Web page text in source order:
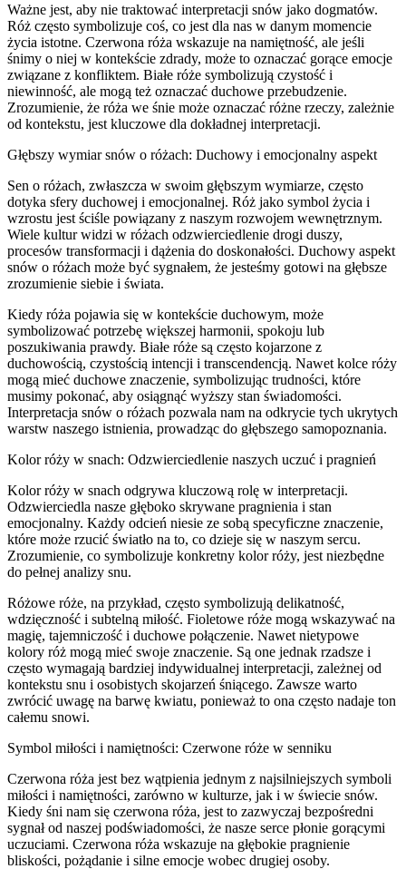
Ważne jest, aby nie traktować interpretacji snów jako dogmatów.
Róż często symbolizuje coś, co jest dla nas w danym momencie
życia istotne. Czerwona róża wskazuje na namiętność, ale jeśli
śnimy o niej w kontekście zdrady, może to oznaczać gorące emocje
związane z konfliktem. Białe róże symbolizują czystość i
niewinność, ale mogą też oznaczać duchowe przebudzenie.
Zrozumienie, że róża we śnie może oznaczać różne rzeczy, zależnie
od kontekstu, jest kluczowe dla dokładnej interpretacji.
Głębszy wymiar snów o różach: Duchowy i emocjonalny aspekt
Sen o różach, zwłaszcza w swoim głębszym wymiarze, często
dotyka sfery duchowej i emocjonalnej. Róż jako symbol życia i
wzrostu jest ściśle powiązany z naszym rozwojem wewnętrznym.
Wiele kultur widzi w różach odzwierciedlenie drogi duszy,
procesów transformacji i dążenia do doskonałości. Duchowy aspekt
snów o różach może być sygnałem, że jesteśmy gotowi na głębsze
zrozumienie siebie i świata.
Kiedy róża pojawia się w kontekście duchowym, może
symbolizować potrzebę większej harmonii, spokoju lub
poszukiwania prawdy. Białe róże są często kojarzone z
duchowością, czystością intencji i transcendencją. Nawet kolce róży
mogą mieć duchowe znaczenie, symbolizując trudności, które
musimy pokonać, aby osiągnąć wyższy stan świadomości.
Interpretacja snów o różach pozwala nam na odkrycie tych ukrytych
warstw naszego istnienia, prowadząc do głębszego samopoznania.
Kolor róży w snach: Odzwierciedlenie naszych uczuć i pragnień
Kolor róży w snach odgrywa kluczową rolę w interpretacji.
Odzwierciedla nasze głęboko skrywane pragnienia i stan
emocjonalny. Każdy odcień niesie ze sobą specyficzne znaczenie,
które może rzucić światło na to, co dzieje się w naszym sercu.
Zrozumienie, co symbolizuje konkretny kolor róży, jest niezbędne
do pełnej analizy snu.
Różowe róże, na przykład, często symbolizują delikatność,
wdzięczność i subtelną miłość. Fioletowe róże mogą wskazywać na
magię, tajemniczość i duchowe połączenie. Nawet nietypowe
kolory róż mogą mieć swoje znaczenie. Są one jednak rzadsze i
często wymagają bardziej indywidualnej interpretacji, zależnej od
kontekstu snu i osobistych skojarzeń śniącego. Zawsze warto
zwrócić uwagę na barwę kwiatu, ponieważ to ona często nadaje ton
całemu snowi.
Symbol miłości i namiętności: Czerwone róże w senniku
Czerwona róża jest bez wątpienia jednym z najsilniejszych symboli
miłości i namiętności, zarówno w kulturze, jak i w świecie snów.
Kiedy śni nam się czerwona róża, jest to zazwyczaj bezpośredni
sygnał od naszej podświadomości, że nasze serce płonie gorącymi
uczuciami. Czerwona róża wskazuje na głębokie pragnienie
bliskości, pożądanie i silne emocje wobec drugiej osoby.